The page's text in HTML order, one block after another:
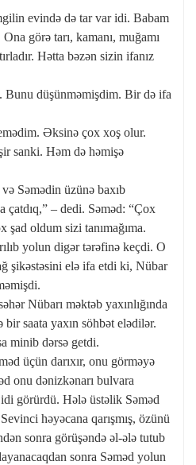
evində də tar var idi. Babam
görə tarı, kamanı, muğamı
Hətta bəzən sizin ifanız
düşünməmişdim. Bir də ifa
Əksinə çox xoş olur.
sanki. Həm də həmişə
Səmədin üzünə baxıb
çatdıq,” – dedi. Səməd: “Çox
şad oldum sizi tanımağıma.
yolun digər tərəfinə keçdi. O
şikəstəsini elə ifa etdi ki, Nübar
Nübarı məktəb yaxınlığında
bir saata yaxın söhbət elədilər.
minib dərsə getdi.
üçün darıxır, onu görməyə
onu dənizkənarı bulvara
görürdü. Hələ üstəlik Səməd
həyəcana qarışmış, özünü
sonra görüşəndə əl-ələ tutub
sonra Səməd yolun